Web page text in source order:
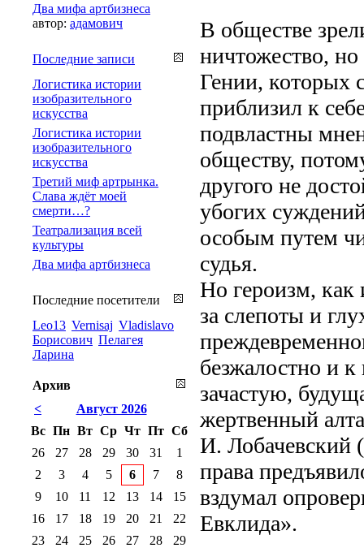
В обществе
ничтожество,
Гении, которых
приблизил к
подвластны
обществу,
другого не
убогих
особым путем
судья.
Но героизм, как
за слепоты и
безжалостно и
зачастую,
жертвенный
И. Лобачевский
права
вздумал
Евклида».
Два мифа артбизнеса
автор: адамович
Последние записи
Логистика истории
изобразительного
искусства
Логистика истории
изобразительного
искусства
Третий миф артрынка.
Слава ждёт моей
смерти…?
Театрализация всей
культуры
Два мифа артбизнеса
Последние посетители
Leo13 Vernisaj Vladislavo
Борисович Пелагея
Ларина
Архив
<
Август 2026
Вс Пн Вт Ср Чт Пт Сб
26
27 28 29 30 31
1
2
3 4 5 6 7
8
9
10 11 12 13 14
15
16
17 18 19 20 21
22
23
24 25 26 27 28
29